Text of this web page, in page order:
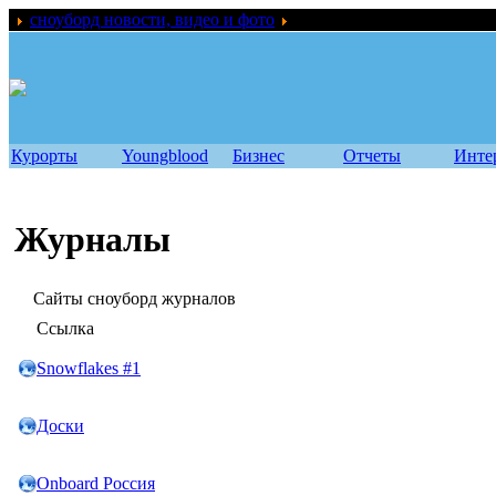
сноуборд новости, видео и фото
Курорты Youngblood Бизнес Отчеты
Журналы
Сайты сноуборд журналов
Ссылка
Snowflakes #1
Доски
Onboard Россия